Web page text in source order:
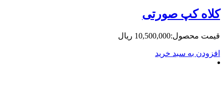
کپ صورتی
10,500,000 ریال
سبد خرید